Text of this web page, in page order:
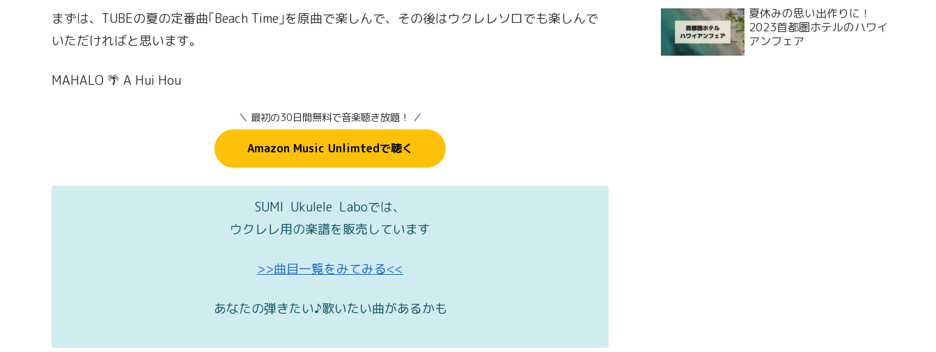
まずは、TUBEの夏の定番曲｢Beach Time｣を原曲で楽しんで、その後はウクレレソロでも楽しんで
いただければと思います。
MAHALO 🌴 A Hui Hou
＼ 最初の30日間無料で音楽聴き放題！ ／
Amazon Music Unlimtedで聴く
SUMI Ukulele Laboでは、
ウクレレ用の楽譜を販売しています
>>曲目一覧をみてみる<<
あなたの弾きたい♪歌いたい曲があるかも
夏休みの思い出作りに！
2023首都圏ホテルのハワイ
アンフェア